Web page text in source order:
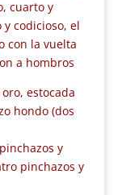
cuarto y
codicioso, el
con la vuelta
a hombros
estocada
hondo (dos
y
pinchazos y